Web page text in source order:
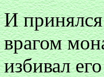
И
врагом
избивал